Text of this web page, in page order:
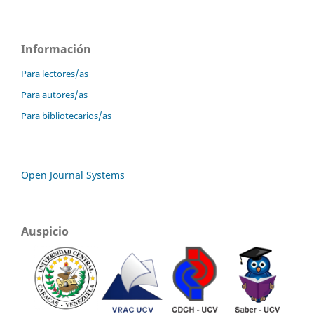
Información
Para lectores/as
Para autores/as
Para bibliotecarios/as
Open Journal Systems
Auspicio